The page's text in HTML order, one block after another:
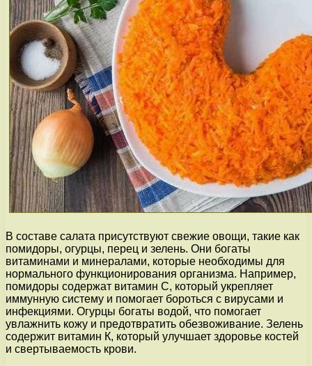
В составе салата присутствуют свежие овощи, такие как
помидоры, огурцы, перец и зелень. Они богаты
витаминами и минералами, которые необходимы для
нормального функционирования организма. Например,
помидоры содержат витамин С, который укрепляет
иммунную систему и помогает бороться с вирусами и
инфекциями. Огурцы богаты водой, что помогает
увлажнить кожу и предотвратить обезвоживание. Зелень
содержит витамин К, который улучшает здоровье костей
и свертываемость крови.